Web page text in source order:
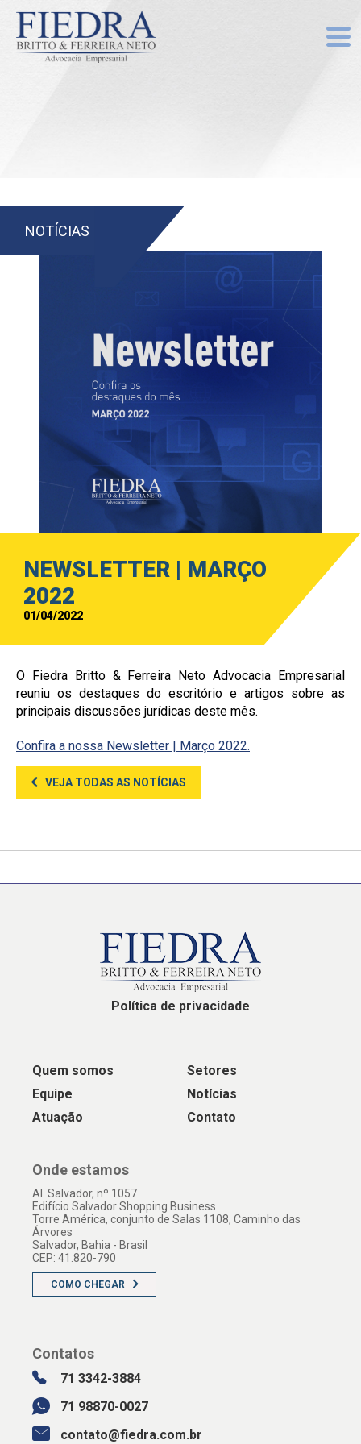
NOTÍCIAS
NEWSLETTER | MARÇO
2022
01/04/2022
O FiedraBritto & Ferreira Neto Advocacia Empresarial
reuniu os destaques do escritório e artigos sobre as
principais discussões jurídicas deste mês.
Confira a nossa Newsletter | Março 2022.
VEJA TODAS AS NOTÍCIAS
Política de privacidade
Quem somos
Equipe
Atuação
Setores
Notícias
Contato
Onde estamos
Al. Salvador, nº 1057
Edifício Salvador Shopping Business
Torre América, conjunto de Salas 1108, Caminho das
Árvores
Salvador, Bahia - Brasil
CEP: 41.820-790
COMO CHEGAR
Contatos
71 3342-3884
71 98870-0027
contato@fiedra.com.br